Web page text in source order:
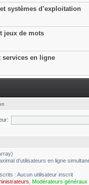
systèmes d’exploitation
jeux de mots
services en ligne
d’utilisateurs en ligne
: Aucun utilisateur inscrit
Modérateurs généraux